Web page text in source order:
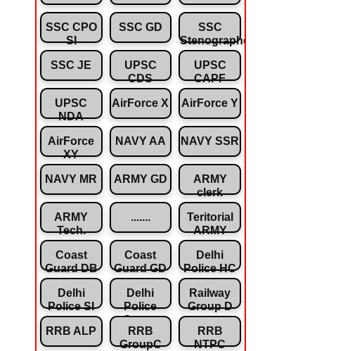
SSC CPO
SI
SSC GD
SSC
Stenographer
SSC JE
UPSC
CDS
UPSC
CAPF
UPSC
NDA
AirForce X AirForce Y
AirForce
XY
NAVY AA NAVY SSR
NAVY MR ARMY GD
ARMY
clerk
ARMY
Tech.
.......
Teritorial
ARMY
Coast
Guard DB
Coast
Guard GD
Delhi
Police HC
Delhi
Police SI
Delhi
Police
Const.
Railway
Group D
RRB ALP
RRB
GroupC
RRB
NTPC